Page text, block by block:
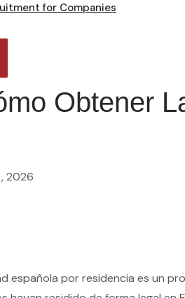
for Companies
Obtener
2026
española por residencia es un